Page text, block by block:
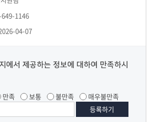
1146
04-07
에서 제공하는 정보에 대하여 만족하시
만족 보통 불만족 매우불만족